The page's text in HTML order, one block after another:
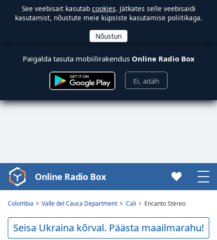
See veebisait kasutab cookies. Jätkates selle veebisaidi
kasutamist, nõustute meie küpsiste kasutamise poliitikaga.
Paigalda tasuta mobiilirakendus Online Radio Box
Ei, aitäh
Video
Player
Play
Video
Online Radio Box
Colombia Valle del Cauca Department Cali Encanto Stereo
Seisa Ukraina kõrval. Päästa maailmarahu!